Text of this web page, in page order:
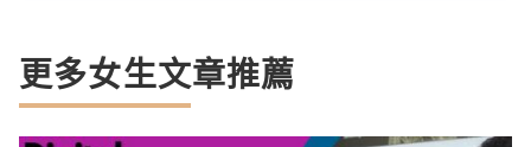
更多女生文章推薦